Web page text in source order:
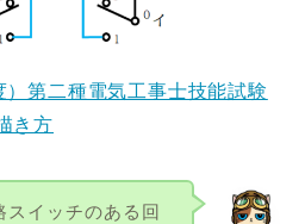
第二種電気工事士技能試験
き方
スイッチのある回